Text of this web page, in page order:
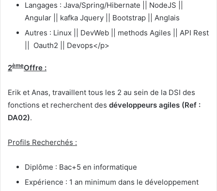
Langages : Java/Spring/Hibernate || NodeJS ||
Angular || kafka Jquery || Bootstrap || Anglais
Autres : Linux || DevWeb || methods Agiles || API Rest
|| Oauth2 || Devops</p>
2èmeOffre :
Erik et Anas, travaillent tous les 2 au sein de la DSI des
fonctions et recherchent des développeurs agiles (Ref :
DA02).
Profils Recherchés :
Diplôme : Bac+5 en informatique
Expérience : 1 an minimum dans le développement